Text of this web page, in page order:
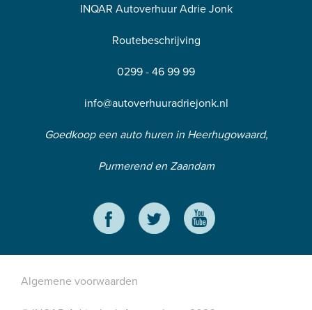
INQAR Autoverhuur Adrie Jonk
Routebeschrijving
0299 - 46 99 99
info@autoverhuuradriejonk.nl
Goedkoop een auto huren in Heerhugowaard,
Purmerend en Zaandam
Algemene voorwaarden